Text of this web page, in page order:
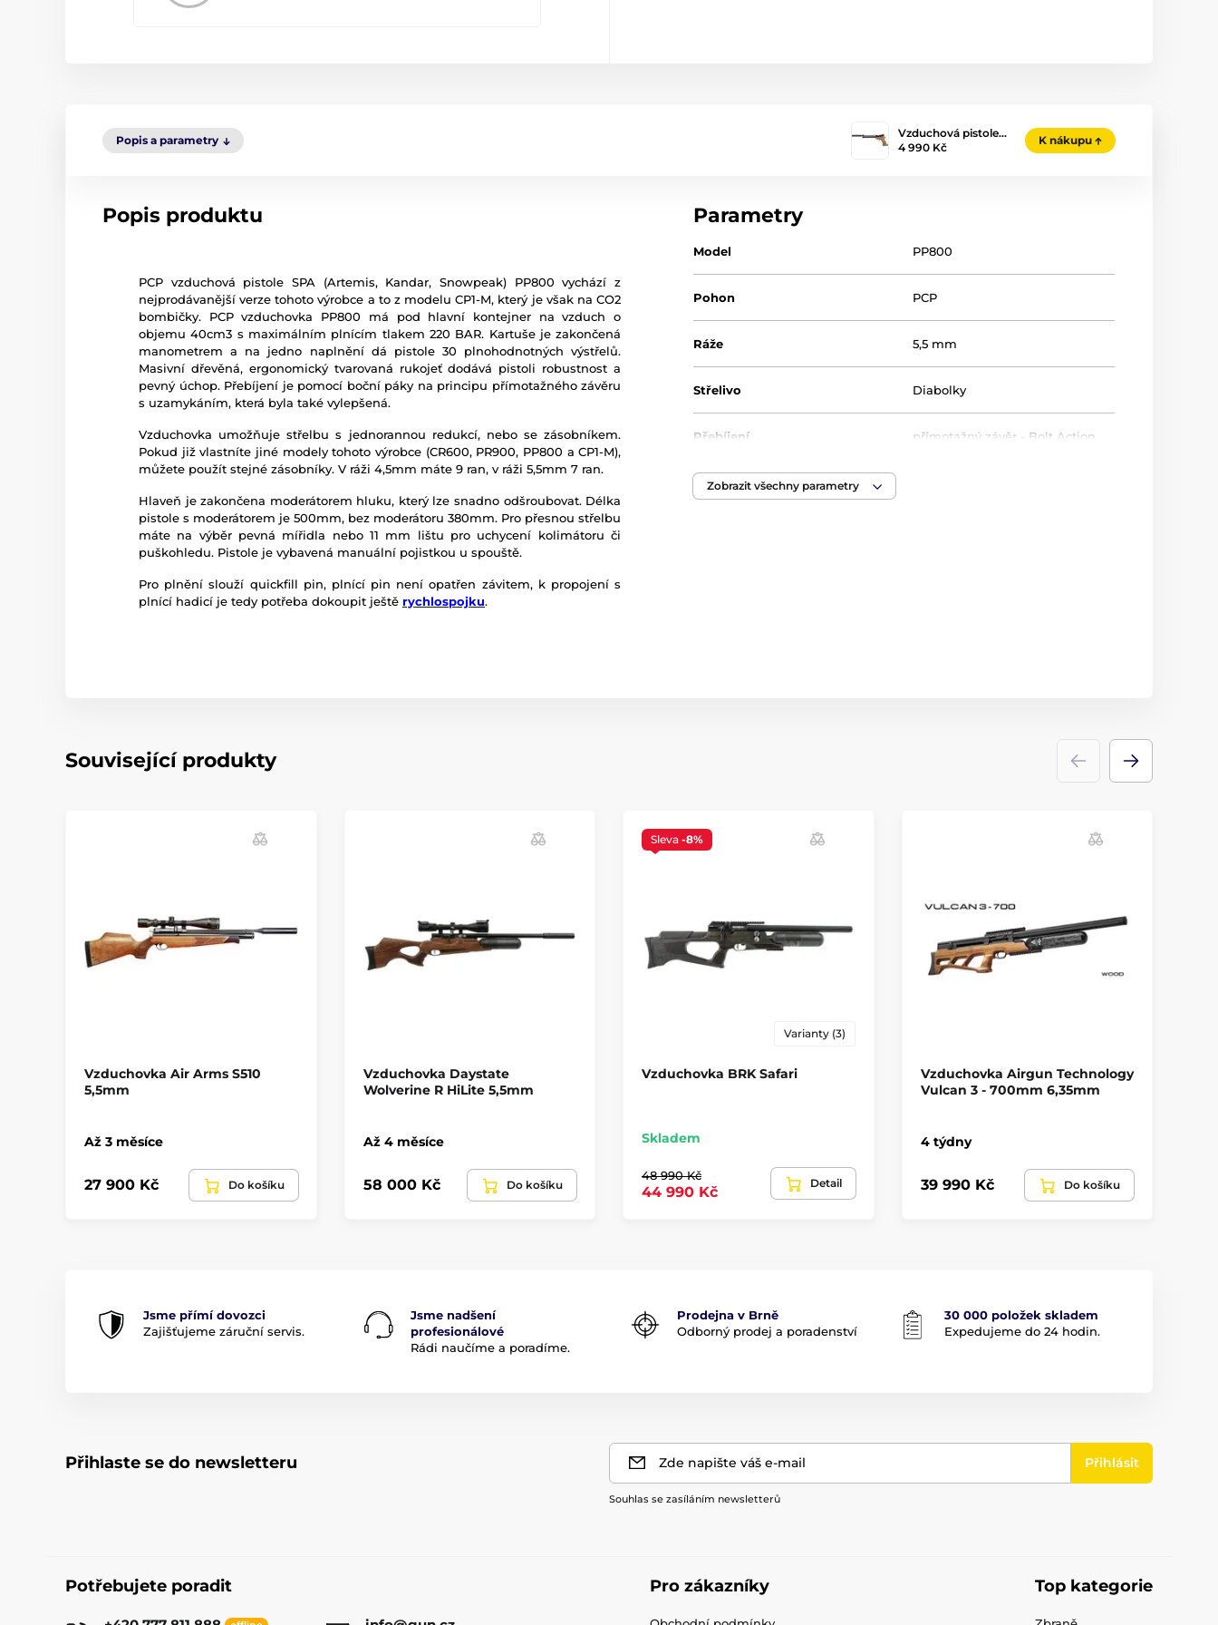
Popis a parametry
Vzduchová pistole…
4 990 Kč
K nákupu
Popis produktu
PCP vzduchová pistole SPA (Artemis, Kandar, Snowpeak) PP800 vychází z
nejprodávanější verze tohoto výrobce a to z modelu CP1-M, který je však na CO2
bombičky. PCP vzduchovka PP800 má pod hlavní kontejner na vzduch o
objemu 40cm3 s maximálním plnícím tlakem 220 BAR. Kartuše je zakončená
manometrem a na jedno naplnění dá pistole 30 plnohodnotných výstřelů.
Masivní dřevěná, ergonomický tvarovaná rukojeť dodává pistoli robustnost a
pevný úchop. Přebíjení je pomocí boční páky na principu přímotažného závěru
s uzamykáním, která byla také vylepšená.
Vzduchovka umožňuje střelbu s jednorannou redukcí, nebo se zásobníkem.
Pokud již vlastníte jiné modely tohoto výrobce (CR600, PR900, PP800 a CP1-M),
můžete použít stejné zásobníky. V ráži 4,5mm máte 9 ran, v ráži 5,5mm 7 ran.
Hlaveň je zakončena moderátorem hluku, který lze snadno odšroubovat. Délka
pistole s moderátorem je 500mm, bez moderátoru 380mm. Pro přesnou střelbu
máte na výběr pevná mířidla nebo 11 mm lištu pro uchycení kolimátoru či
puškohledu. Pistole je vybavená manuální pojistkou u spouště.
Pro plnění slouží quickfill pin, plnící pin není opatřen závitem, k propojení s
plnící hadicí je tedy potřeba dokoupit ještě rychlospojku.
Parametry
Model PP800
Pohon PCP
Ráže 5,5 mm
Střelivo Diabolky
Přebíjení přímotažný závěr - Bolt Action
Výkon
Montážní lišta
Materiál pažby Buk
Ano
Režim střelby Opakovací
Zobrazit všechny parametry
Související produkty
Vzduchovka Air Arms S510
5,5mm
Až 3 měsíce
27 900 Kč Do košíku
Vzduchovka Daystate
Wolverine R HiLite 5,5mm
Až 4 měsíce
58 000 Kč Do košíku
Sleva -8%
Varianty (3)
Vzduchovka BRK Safari
Skladem
48 990 Kč
44 990 Kč
Detail
Vzduchovka Airgun Technology
Vulcan 3 - 700mm 6,35mm
4 týdny
39 990 Kč Do košíku
Jsme přímí dovozci
Zajišťujeme záruční servis.
Jsme nadšení
profesionálové
Rádi naučíme a poradíme.
Prodejna v Brně
Odborný prodej a poradenství
30 000 položek skladem
Expedujeme do 24 hodin.
Přihlaste se do newsletteru Zde napište váš e-mail Přihlásit
Souhlas se zasíláním newsletterů
Potřebujete poradit Pro zákazníky Top kategorie